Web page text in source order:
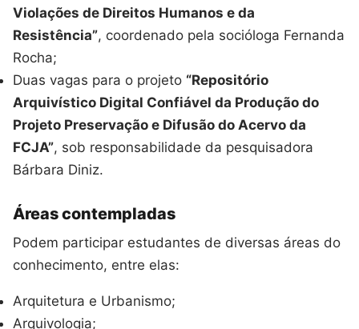
Violações de Direitos Humanos e da
Resistência”, coordenado pela socióloga Fernanda
Rocha;
Duas vagas para o projeto “Repositório
Arquivístico Digital Confiável da Produção do
Projeto Preservação e Difusão do Acervo da
FCJA”, sob responsabilidade da pesquisadora
Bárbara Diniz.
Áreas contempladas
Podem participar estudantes de diversas áreas do
conhecimento, entre elas:
Arquitetura e Urbanismo;
Arquivologia;